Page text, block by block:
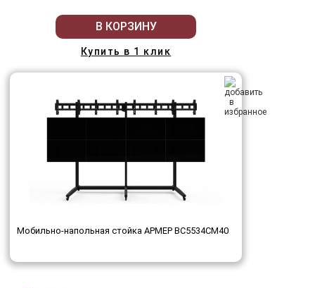
В КОРЗИНУ
Купить в 1 клик
Мобильно-напольная стойка АРМЕР ВС5534СМ40